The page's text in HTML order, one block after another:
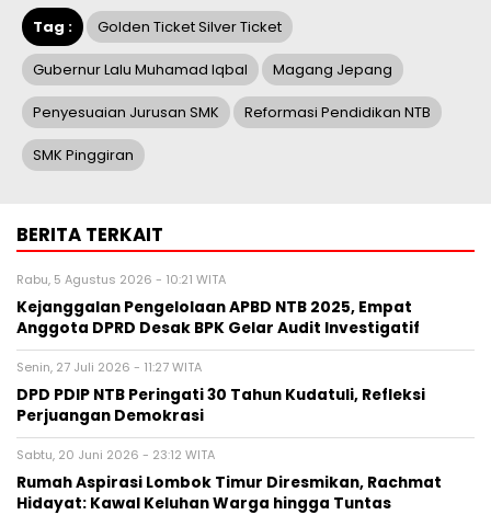
Tag : Golden Ticket Silver Ticket
Gubernur Lalu Muhamad Iqbal Magang Jepang
Penyesuaian Jurusan SMK Reformasi Pendidikan NTB
SMK Pinggiran
BERITA TERKAIT
Rabu, 5 Agustus 2026 - 10:21 WITA
Kejanggalan Pengelolaan APBD NTB 2025, Empat
Anggota DPRD Desak BPK Gelar Audit Investigatif
Senin, 27 Juli 2026 - 11:27 WITA
DPD PDIP NTB Peringati 30 Tahun Kudatuli, Refleksi
Perjuangan Demokrasi
Sabtu, 20 Juni 2026 - 23:12 WITA
Rumah Aspirasi Lombok Timur Diresmikan, Rachmat
Hidayat: Kawal Keluhan Warga hingga Tuntas